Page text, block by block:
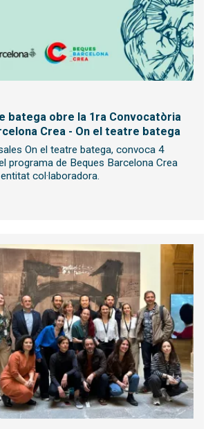
batega obre la 1ra Convocatòria
Crea - On el teatre batega
On el teatre batega, convoca 4
programa de Beques Barcelona Crea
col·laboradora.